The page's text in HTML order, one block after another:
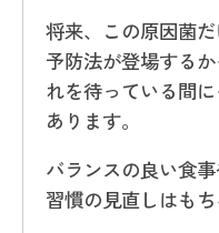
将来、この原因菌
予防法が登場する
れを待っている間
あります。
バランスの良い食
習慣の見直しはもち